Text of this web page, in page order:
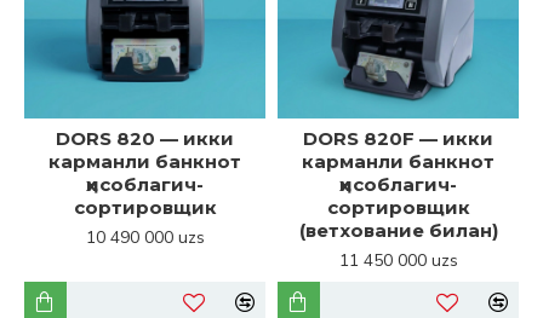
DORS 820 — икки
карманли банкнот
ҳисоблагич-
сортировщик
10 490 000 uzs
DORS 820F — икки
карманли банкнот
ҳисоблагич-
сортировщик
(ветхование билан)
11 450 000 uzs